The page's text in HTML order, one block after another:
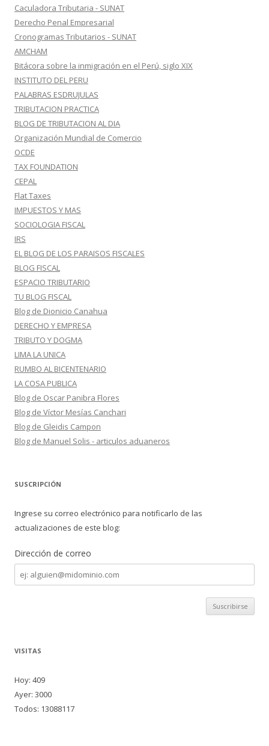
Caculadora Tributaria - SUNAT
Derecho Penal Empresarial
Cronogramas Tributarios - SUNAT
AMCHAM
Bitácora sobre la inmigración en el Perú, siglo XIX
INSTITUTO DEL PERU
PALABRAS ESDRUJULAS
TRIBUTACION PRACTICA
BLOG DE TRIBUTACION AL DIA
Organización Mundial de Comercio
OCDE
TAX FOUNDATION
CEPAL
Flat Taxes
IMPUESTOS Y MAS
SOCIOLOGIA FISCAL
IRS
EL BLOG DE LOS PARAISOS FISCALES
BLOG FISCAL
ESPACIO TRIBUTARIO
TU BLOG FISCAL
Blog de Dionicio Canahua
DERECHO Y EMPRESA
TRIBUTO Y DOGMA
LIMA LA UNICA
RUMBO AL BICENTENARIO
LA COSA PUBLICA
Blog de Oscar Panibra Flores
Blog de Víctor Mesías Canchari
Blog de Gleidis Campon
Blog de Manuel Solis - articulos aduaneros
SUSCRIPCIÓN
Ingrese su correo electrónico para notificarlo de las
actualizaciones de este blog:
Dirección de correo
Dirección
de
correo
VISITAS
Hoy: 409
Ayer: 3000
Todos: 13088117